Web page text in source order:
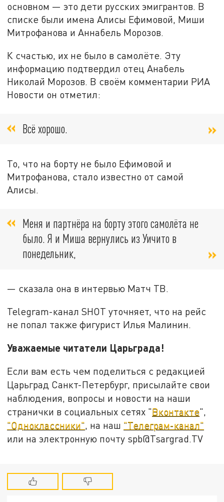
основном — это дети русских эмигрантов. В
списке были имена Алисы Ефимовой, Миши
Митрофанова и Аннабель Морозов.
К счастью, их не было в самолёте. Эту
информацию подтвердил отец Анабель
Николай Морозов. В своём комментарии РИА
Новости он отметил:
Всё хорошо.
То, что на борту не было Ефимовой и
Митрофанова, стало известно от самой
Алисы.
Меня и партнёра на борту этого самолёта не
было. Я и Миша вернулись из Уичито в
понедельник,
— сказала она в интервью Матч ТВ.
Telegram-канал SHOT уточняет, что на рейс
не попал также фигурист Илья Малинин.
Уважаемые читатели Царьграда!
Если вам есть чем поделиться с редакцией
Царьград Санкт-Петербург, присылайте свои
наблюдения, вопросы и новости на наши
странички в социальных сетях "Вконтакте",
"Одноклассники", на наш "Телеграм-канал"
или на электронную почту spb@Tsargrad.TV